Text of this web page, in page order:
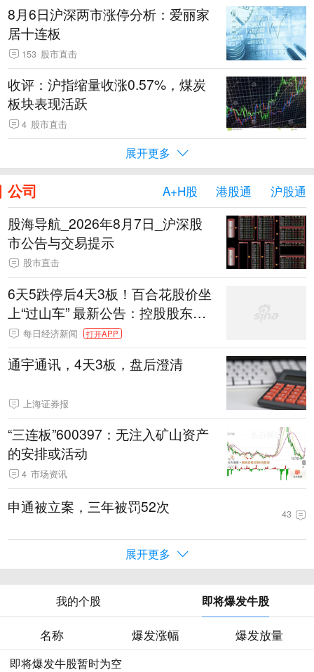
8月6日沪深两市涨停分析：爱丽家
居十连板
153 股市直击
收评：沪指缩量收涨0.57%，煤炭
板块表现活跃
4 股市直击
展开更多
公司 A+H股 港股通 沪股通
股海导航_2026年8月7日_沪深股
市公告与交易提示
股市直击
6天5跌停后4天3板！百合花股价坐
上“过山车” 最新公告：控股股东减
持实施完毕
每日经济新闻 打开APP
通宇通讯，4天3板，盘后澄清
上海证券报
“三连板”600397：无注入矿山资产
的安排或活动
4 市场资讯
申通被立案，三年被罚52次 43
展开更多
我的个股 即将爆发牛股
名称 爆发涨幅 爆发放量
即将爆发牛股暂时为空